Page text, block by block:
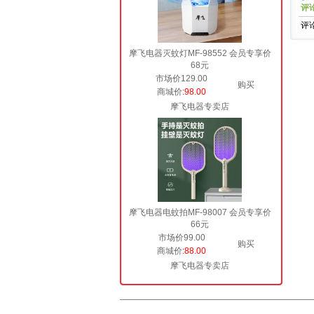
摩飞电器灭蚊灯MF-98552 会员专享价
68元
市场价129.00
购买
商城价:98.00
摩飞电器专卖店
摩飞电器电蚊拍MF-98007 会员专享价
66元
市场价99.00
购买
商城价:88.00
摩飞电器专卖店
评
评